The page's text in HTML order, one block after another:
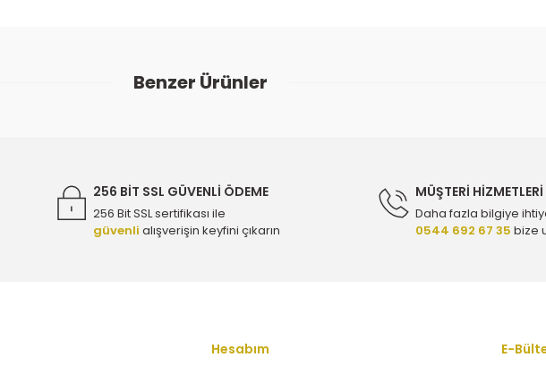
Yorum Yaz
Benzer Ürünler
Peugeot Rifter 1.2 Benzinli Ateşleme Bobini - Psa 9808653680
256 BİT SSL GÜVENLİ ÖDEME
256 Bit SSL sertifikası ile
güvenli alışverişin keyfini çıkarın
MÜŞTERİ HİZMETLERİ
Daha fazla bilgiye
0544 692 67 35 bize
Hesabım E-